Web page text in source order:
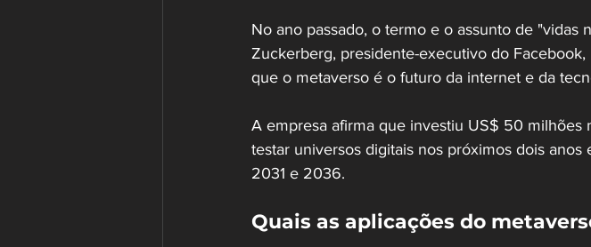
No ano passado, o termo e o assunto de "vidas
Zuckerberg, presidente-executivo do
que o metaverso é o futuro da internet e da
A empresa afirma que investiu US$ 50 milhões
testar universos digitais nos próximos dois
2031 e 2036.
Quais as aplicações do